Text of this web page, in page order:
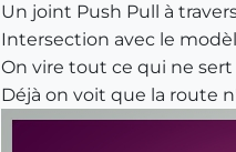
Un joint Push Pull à
Intersection avec le
On vire tout ce qui ne sert
Déjà on voit que la route